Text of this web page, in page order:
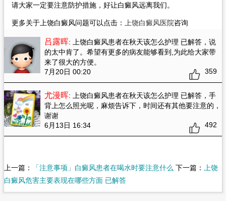
请大家一定要注意防护措施，好让白癜风远离我们。
更多关于上饶白癜风问题可以点击： 上饶白癜风医院咨询
吕露晖: 上饶白癜风患者在秋天该怎么护理 已解答，说
的太中肯了。希望有更多的病友能够看到,为此给大家带
来了很大的方便。
7月20日 00:20
359
尤漫晖: 上饶白癜风患者在秋天该怎么护理 已解答，手
背上怎么照光呢，麻烦告诉下，时间还有其他要注意的，
谢谢
6月13日 16:34
492
上一篇： 「注意事项」白癜风患者在喝水时要注意什么 下一篇：
上饶
白癜风危害主要表现在哪些方面 已解答